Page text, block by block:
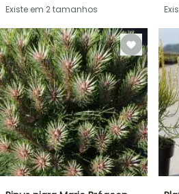
Existe em 2 tamanhos